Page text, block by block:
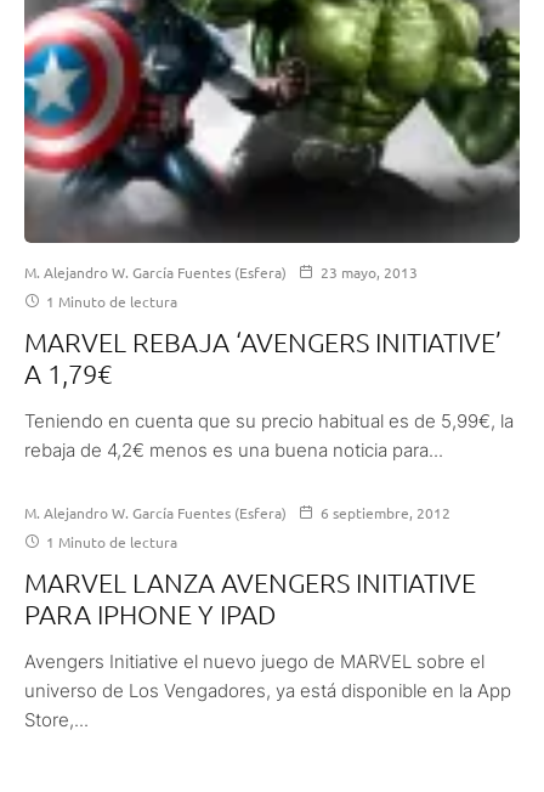
M. Alejandro W. García Fuentes (Esfera)
23 mayo, 2013
1 Minuto de lectura
MARVEL REBAJA ‘AVENGERS INITIATIVE’
A 1,79€
Teniendo en cuenta que su precio habitual es de 5,99€, la
rebaja de 4,2€ menos es una buena noticia para...
M. Alejandro W. García Fuentes (Esfera)
6 septiembre, 2012
1 Minuto de lectura
MARVEL LANZA AVENGERS INITIATIVE
PARA IPHONE Y IPAD
Avengers Initiative el nuevo juego de MARVEL sobre el
universo de Los Vengadores, ya está disponible en la App
Store,...